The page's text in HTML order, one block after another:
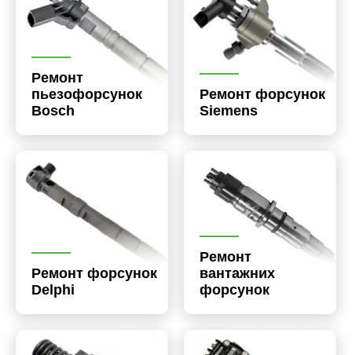
Ремонт
пьезофорсунок
Bosch
Ремонт форсунок
Siemens
Ремонт форсунок
Delphi
Ремонт
вантажних
форсунок